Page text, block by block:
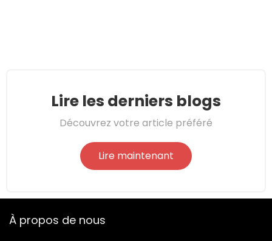
Lire les derniers blogs
Découvrez votre article préféré
Lire maintenant
À propos de nous